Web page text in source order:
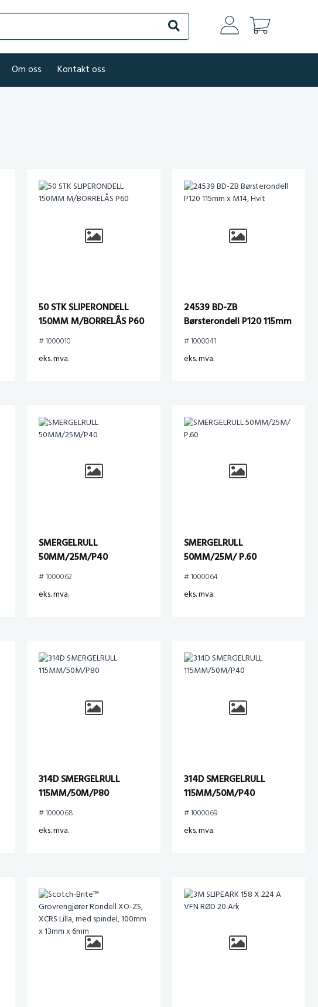
Søk
Om oss Kontakt oss
50 STK SLIPERONDELL
150MM M/BORRELÅS P60
# 1000010
eks. mva.
24539 BD-ZB
Børsterondell P120 115mm
x M14, Hvit
# 1000041
eks. mva.
SMERGELRULL
50MM/25M/P40
# 1000062
eks. mva.
SMERGELRULL
50MM/25M/ P.60
# 1000064
eks. mva.
314D SMERGELRULL
115MM/50M/P80
# 1000068
eks. mva.
314D SMERGELRULL
115MM/50M/P40
# 1000069
eks. mva.